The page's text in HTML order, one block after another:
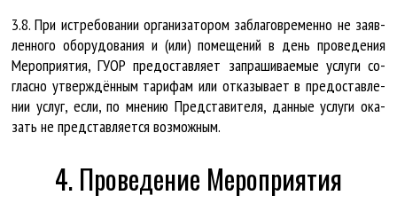
3.8. При истре­бо­ва­нии ор­га­ни­за­то­ром за­бла­гов­ре­мен­но не за­яв­
лен­но­го обо­ру­до­ва­ния и (или) по­ме­ще­ний в день про­ве­де­ния
Ме­роп­ри­я­тия, ГУ­ОР предо­став­ля­ет за­пра­ши­ва­е­мые услу­ги со­
глас­но утверж­дён­ным та­ри­фам или от­ка­зы­ва­ет в предо­став­ле­
нии услуг, если, по мне­нию Пред­ста­ви­те­ля, дан­ные услу­ги ока­
зать не пред­став­ля­ет­ся воз­мож­ным.
4. Проведение Мероприятия